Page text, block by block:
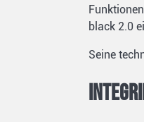
black 2.0
Seine